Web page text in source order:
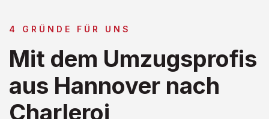
4 GRÜNDE FÜR UNS
Mit dem Umzugsprofis
aus Hannover nach
Charleroi